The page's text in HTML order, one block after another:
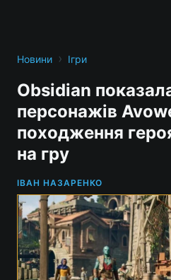
Новини › Ігри
Obsidian
персонажів
походження
на гру
ІВАН НАЗАРЕНКО